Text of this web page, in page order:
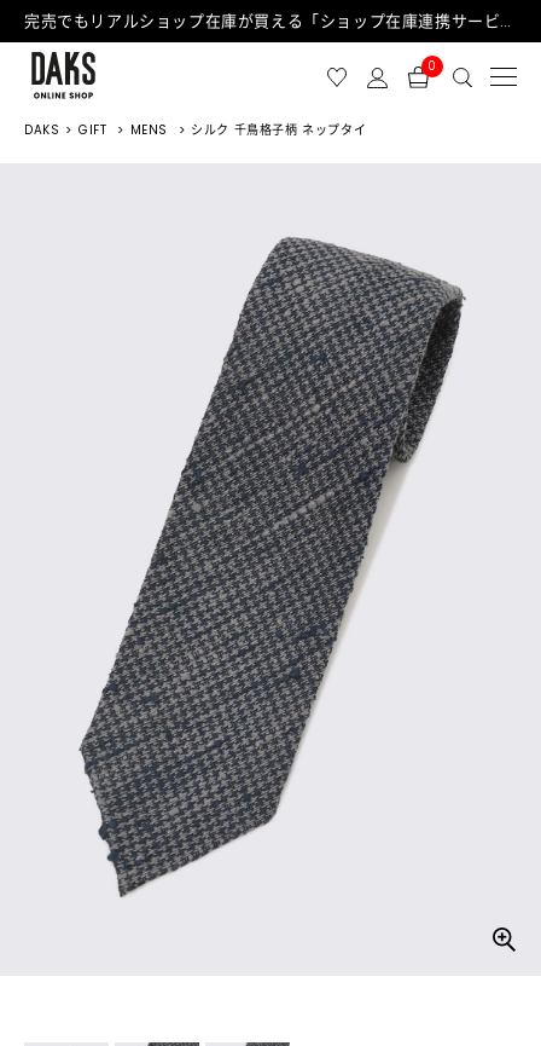
完売でもリアルショップ在庫が買える「ショップ在庫連携サービス」が日中もご利用可能になりました！
0
DAKS GIFT MENS シルク 千鳥格子柄 ネップタイ